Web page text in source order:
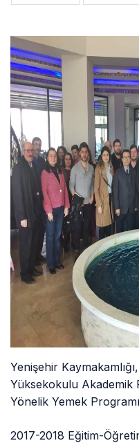
Yenişehir
Yüksekokulu Akademik
Yönelik Yemek
2017-2018 Eğitim-